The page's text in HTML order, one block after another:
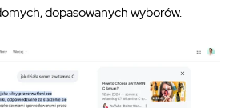
dopasowanych wyborów.